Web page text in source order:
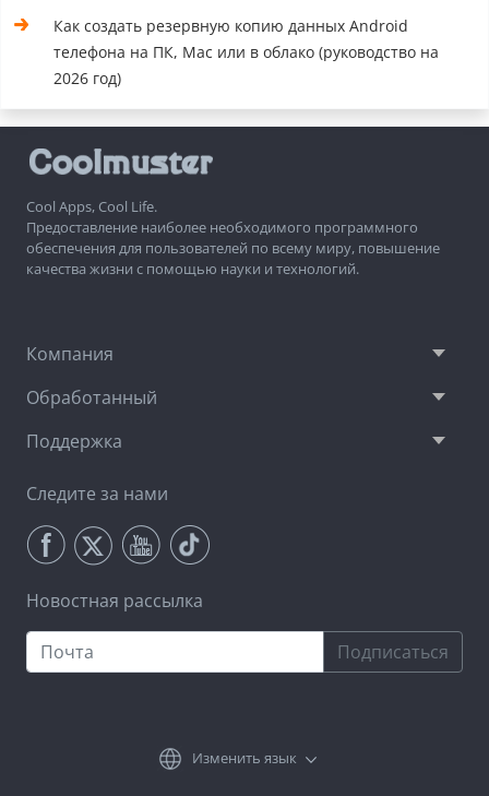
Как создать резервную копию данных Android
телефона на ПК, Mac или в облако (руководство на
2026 год)
Cool Apps, Cool Life.
Предоставление наиболее необходимого программного
обеспечения для пользователей по всему миру, повышение
качества жизни с помощью науки и технологий.
Компания
Обработанный
Поддержка
Следите за нами
Новостная рассылка
Подписаться
Изменить язык